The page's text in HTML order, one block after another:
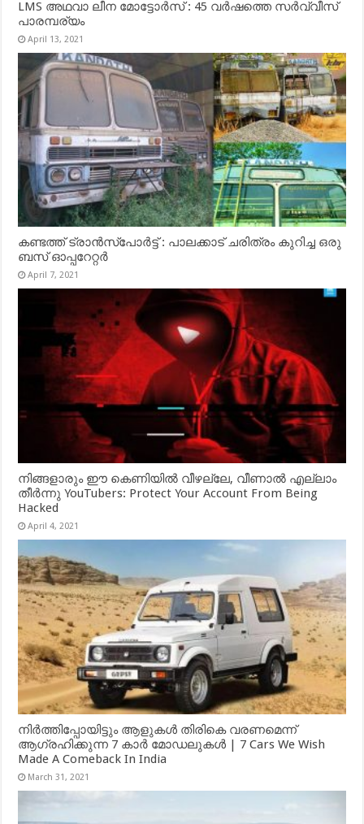
LMS അഥവാ ലീന മോട്ടോർസ് : 45 വർഷത്തെ സർവ്വീസ്
പാരമ്പര്യം
April 13, 2021
കണ്ടത്ത് ട്രാൻസ്‌പോർട്ട് : പാലക്കാട് ചരിത്രം കുറിച്ച ഒരു
ബസ് ഓപ്പറേറ്റർ
April 7, 2021
നിങ്ങളാരും ഈ കെണിയിൽ വീഴല്ലേ, വീണാൽ എല്ലാം
തീർന്നു YouTubers: Protect Your Account From Being
Hacked
April 4, 2021
നിർത്തിപ്പോയിട്ടും ആളുകൾ തിരികെ വരണമെന്ന്
ആഗ്രഹിക്കുന്ന 7 കാർ മോഡലുകൾ | 7 Cars We Wish
Made A Comeback In India
March 31, 2021